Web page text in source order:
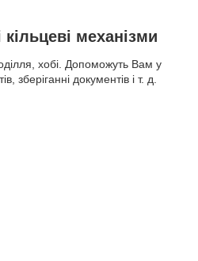
кільцеві механізми
хобі. Допоможуть Вам у
зберіганні документів і т. д.